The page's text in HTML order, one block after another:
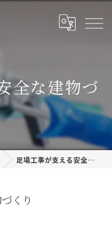
全な建物づ
足場工事が支える安全な建物づくり
くり